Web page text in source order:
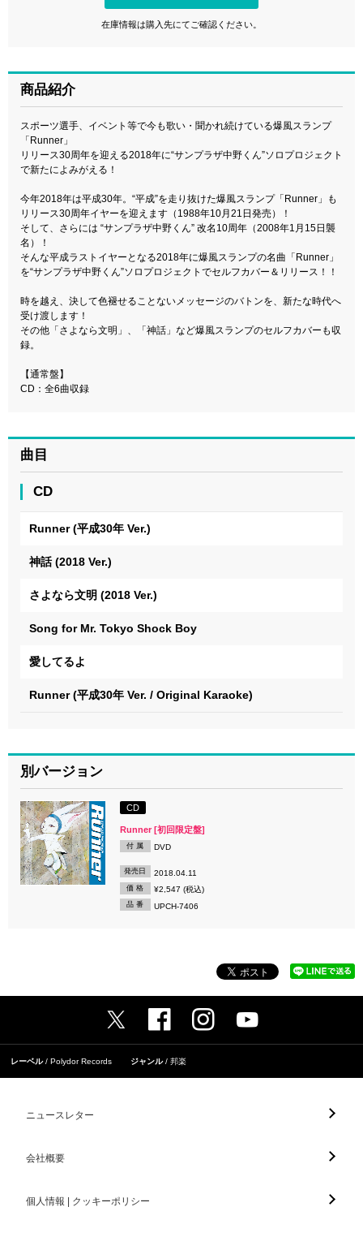
在庫情報は購入先にてご確認ください。
商品紹介
スポーツ選手、イベント等で今も歌い・聞かれ続けている爆風スランプ
「Runner」
リリース30周年を迎える2018年に“サンプラザ中野くん”ソロプロジェクト
で新たによみがえる！
今年2018年は平成30年。“平成”を走り抜けた爆風スランプ「Runner」も
リリース30周年イヤーを迎えます（1988年10月21日発売）！
そして、さらには “サンプラザ中野くん” 改名10周年（2008年1月15日襲
名）！
そんな平成ラストイヤーとなる2018年に爆風スランプの名曲「Runner」
を“サンプラザ中野くん”ソロプロジェクトでセルフカバー＆リリース！！
時を越え、決して色褪せることないメッセージのバトンを、新たな時代へ
受け渡します！
その他「さよなら文明」、「神話」など爆風スランプのセルフカバーも収
録。
【通常盤】
CD：全6曲収録
曲目
CD
Runner (平成30年 Ver.)
神話 (2018 Ver.)
さよなら文明 (2018 Ver.)
Song for Mr. Tokyo Shock Boy
愛してるよ
Runner (平成30年 Ver. / Original Karaoke)
別バージョン
CD
Runner [初回限定盤]
付 属 DVD
発売日 2018.04.11
価 格 ¥2,547 (税込)
品 番 UPCH-7406
レーベル Polydor Records ジャンル 邦楽
ニュースレター
会社概要
個人情報 | クッキーポリシー